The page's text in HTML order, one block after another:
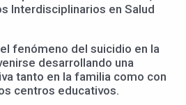
Interdisciplinarios en Salud
fenómeno del suicidio en la
desarrollando una
tanto en la familia como con
centros educativos.